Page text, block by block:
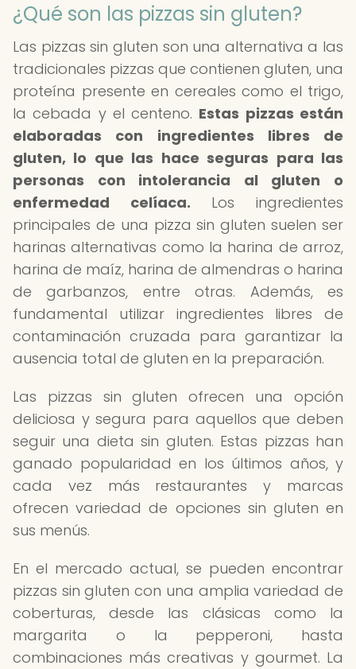
¿Qué son las pizzas sin gluten?
Las pizzas sin gluten son una alternativa a las
tradicionales pizzas que contienen gluten, una
proteína presente en cereales como el trigo,
la cebada y el centeno. Estas pizzas están
elaboradas con ingredientes libres de
gluten, lo que las hace seguras para las
personas con intolerancia al gluten o
enfermedad celíaca. Los ingredientes
principales de una pizza sin gluten suelen ser
harinas alternativas como la harina de arroz,
harina de maíz, harina de almendras o harina
de garbanzos, entre otras. Además, es
fundamental utilizar ingredientes libres de
contaminación cruzada para garantizar la
ausencia total de gluten en la preparación.
Las pizzas sin gluten ofrecen una opción
deliciosa y segura para aquellos que deben
seguir una dieta sin gluten. Estas pizzas han
ganado popularidad en los últimos años, y
cada vez más restaurantes y marcas
ofrecen variedad de opciones sin gluten en
sus menús.
En el mercado actual, se pueden encontrar
pizzas sin gluten con una amplia variedad de
coberturas, desde las clásicas como la
margarita o la pepperoni, hasta
combinaciones más creativas y gourmet. La